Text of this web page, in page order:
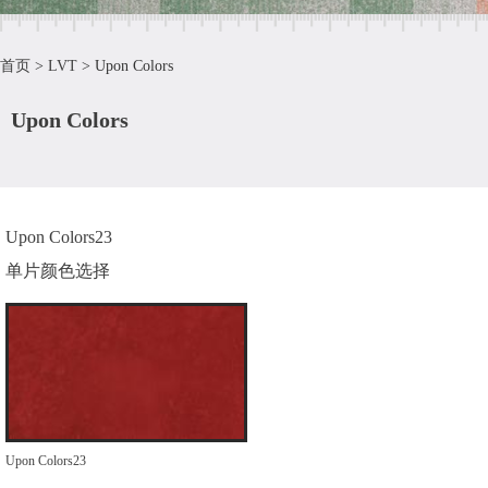
首页 > LVT > Upon Colors
Upon Colors
Upon Colors23
单片颜色选择
Upon Colors23